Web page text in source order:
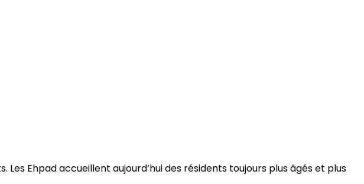
Ehpad accueillent aujourd’hui des résidents toujours plus âgés et plus